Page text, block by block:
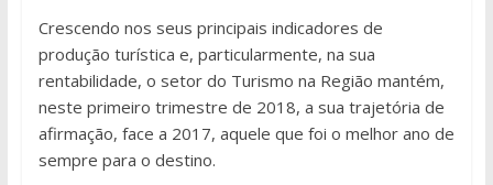
Crescendo nos seus principais indicadores de
produção turística e, particularmente, na sua
rentabilidade, o setor do Turismo na Região mantém,
neste primeiro trimestre de 2018, a sua trajetória de
afirmação, face a 2017, aquele que foi o melhor ano de
sempre para o destino.